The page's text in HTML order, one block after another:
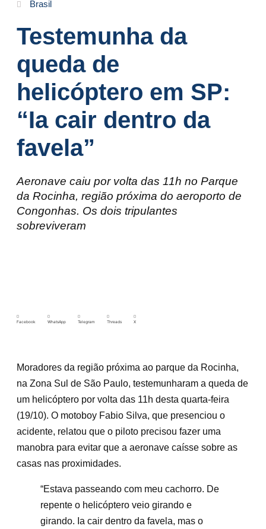
Brasil
Testemunha da
queda de
helicóptero em SP:
“Ia cair dentro da
favela”
Aeronave caiu por volta das 11h no Parque
da Rocinha, região próxima do aeroporto de
Congonhas. Os dois tripulantes
sobreviveram
Facebook WhatsApp Telegram Threads X
Moradores da região próxima ao parque da Rocinha,
na Zona Sul de São Paulo, testemunharam a queda de
um helicóptero por volta das 11h desta quarta-feira
(19/10). O motoboy Fabio Silva, que presenciou o
acidente, relatou que o piloto precisou fazer uma
manobra para evitar que a aeronave caísse sobre as
casas nas proximidades.
“Estava passeando com meu cachorro. De
repente o helicóptero veio girando e
girando. Ia cair dentro da favela, mas o